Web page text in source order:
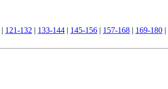
| 121-132 | 133-144 | 145-156 | 157-168 | 169-180 |